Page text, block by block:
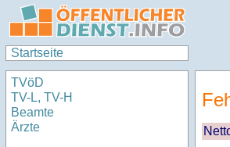
Startseite
TVöD
TV-L, TV-H
Beamte
Ärzte